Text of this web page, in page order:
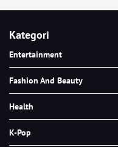
Kategori
Entertainment
Fashion And Beauty
Health
K-Pop